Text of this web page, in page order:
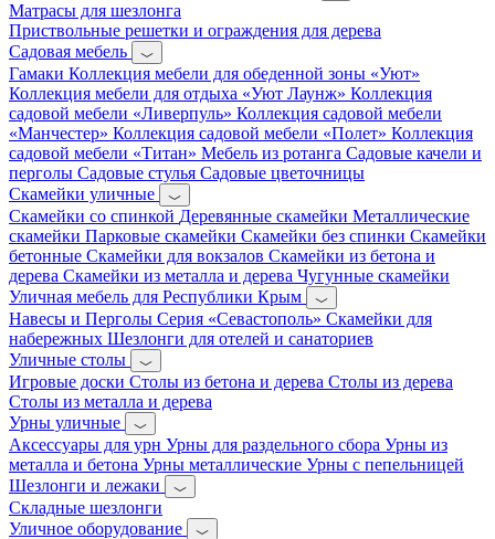
Матрасы для шезлонга
Приствольные решетки и ограждения для дерева
Садовая мебель
Гамаки Коллекция мебели для обеденной зоны «Уют»
Коллекция мебели для отдыха «Уют Лаунж» Коллекция
садовой мебели «Ливерпуль» Коллекция садовой мебели
«Манчестер» Коллекция садовой мебели «Полет» Коллекция
садовой мебели «Титан» Мебель из ротанга Садовые качели и
перголы Садовые стулья Садовые цветочницы
Скамейки уличные
Скамейки со спинкой Деревянные скамейки Металлические
скамейки Парковые скамейки Скамейки без спинки Скамейки
бетонные Скамейки для вокзалов Скамейки из бетона и
дерева Скамейки из металла и дерева Чугунные скамейки
Уличная мебель для Республики Крым
Навесы и Перголы Серия «Севастополь» Скамейки для
набережных Шезлонги для отелей и санаториев
Уличные столы
Игровые доски Столы из бетона и дерева Столы из дерева
Столы из металла и дерева
Урны уличные
Аксессуары для урн Урны для раздельного сбора Урны из
металла и бетона Урны металлические Урны с пепельницей
Шезлонги и лежаки
Складные шезлонги
Уличное оборудование